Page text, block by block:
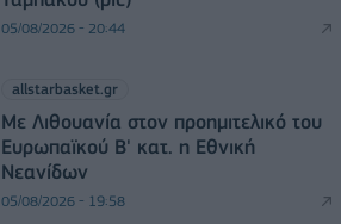
05/08/2026 - 20:44
allstarbasket.gr
Με Λιθουανία στον προημιτελικό του
Ευρωπαϊκού Β' κατ. η Εθνική
Νεανίδων
05/08/2026 - 19:58